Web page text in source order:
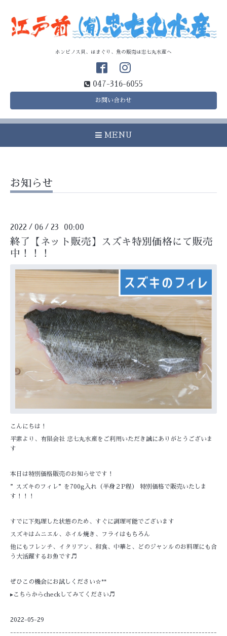
ホンビノス貝、はまぐり、魚の販売は忠七丸水産へ
047-316-6055
お問い合わせ
MENU
お知らせ
2022 / 06 / 23 00:00
終了【ネット販売】スズキ特別価格にて販売
中！！！
こんにちは！
平素より、有限会社 忠七丸水産をご利用いただき誠にありがとうございま
す
本日は特別価格販売のお知らせです！
”スズキのフィレ”を700g入れ（半身２P程） 特別価格で販売いたしま
す！！！
すでに下処理した状態のため、すぐに調理可能でございます
スズキはムニエル、ホイル焼き、フライはもちろん
他にもフレンチ、イタリアン、和食、中華と、どのジャンルのお料理にも合
う大活躍するお魚です♬
ぜひこの機会にお試しください☆**
▸こちらからcheckしてみてください♬
2022-05-29
--------------------------------------------------------------------